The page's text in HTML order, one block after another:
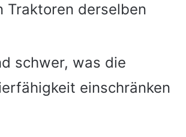
Traktoren derselben
schwer, was die
einschränken